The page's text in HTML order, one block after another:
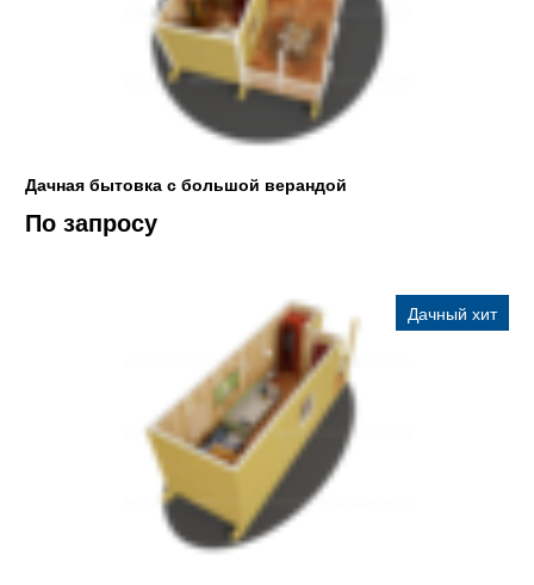
Дачная бытовка с большой верандой
По запросу
Дачный хит